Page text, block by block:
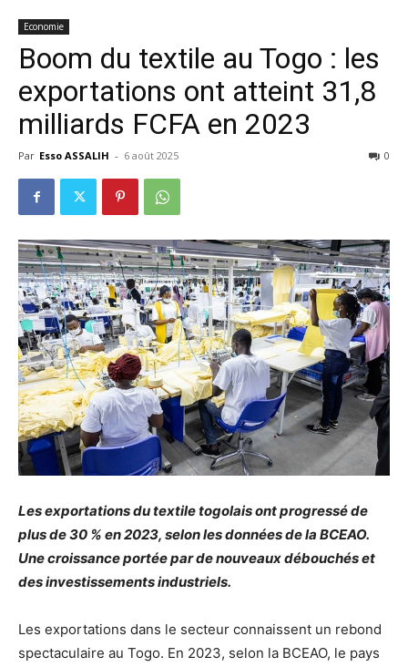
Economie
Boom du textile au Togo : les
exportations ont atteint 31,8
milliards FCFA en 2023
Par Esso ASSALIH - 6 août 2025 0
Les exportations du textile togolais ont progressé de
plus de 30 % en 2023, selon les données de la BCEAO.
Une croissance portée par de nouveaux débouchés et
des investissements industriels.
Les exportations dans le secteur connaissent un rebond
spectaculaire au Togo. En 2023, selon la BCEAO, le pays